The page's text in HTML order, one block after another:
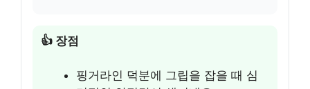
👍 장점
핑거라인 덕분에 그립을 잡을 때 심